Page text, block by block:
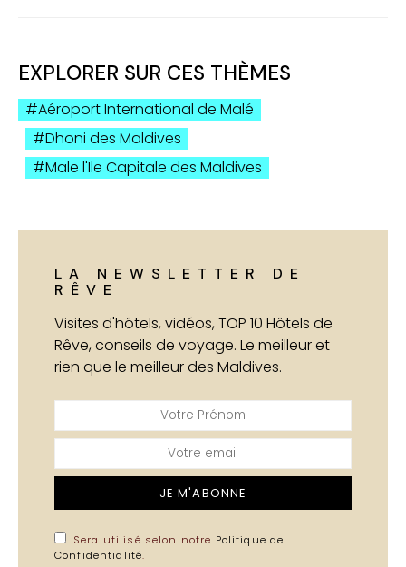
EXPLORER SUR CES THÈMES
Aéroport International de Malé
Dhoni des Maldives
Male l'Ile Capitale des Maldives
LA NEWSLETTER DE
RÊVE
Visites d'hôtels, vidéos, TOP 10 Hôtels de
Rêve, conseils de voyage. Le meilleur et
rien que le meilleur des Maldives.
JE M'ABONNE
Sera utilisé selon notre Politique de
Confidentialité.